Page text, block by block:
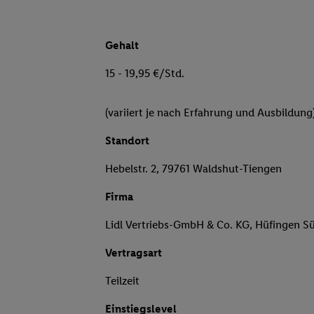
Gehalt
15 - 19,95 €/Std.
(variiert je nach Erfahrung und
Standort
Hebelstr. 2, 79761 Waldshut-Tiengen
Firma
Lidl Vertriebs-GmbH & Co. KG, Hüfingen
Vertragsart
Teilzeit
Einstiegslevel